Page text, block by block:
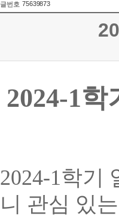
글번호 75639873
2024-1학
2024-1학기
니 관심 있